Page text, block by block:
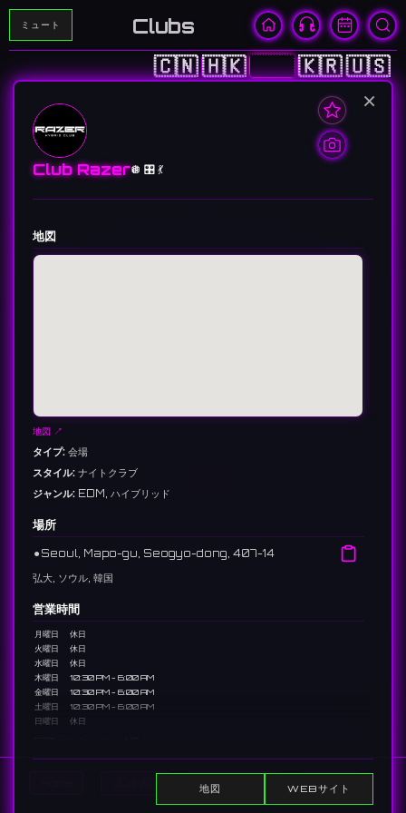
ミュート Clubs
🇨🇳🇭🇰🇯🇵🇰🇷🇺🇸
イベントを表示 Search
×
Club Razer🪩 🎛️ 💃
地図
地図 ↗
タイプ: 会場
スタイル: ナイトクラブ
ジャンル: EDM, ハイブリッド
場所
⚫︎ Seoul, Mapo-gu, Seogyo-dong, 407-14
弘大, ソウル, 韓国
営業時間
月曜日
休日
火曜日
休日
水曜日
休日
木曜日
10:30 PM - 6:00 AM
金曜日
10:30 PM - 6:00 AM
土曜日
10:30 PM - 6:00 AM
日曜日
休日
地図 WEBサイト